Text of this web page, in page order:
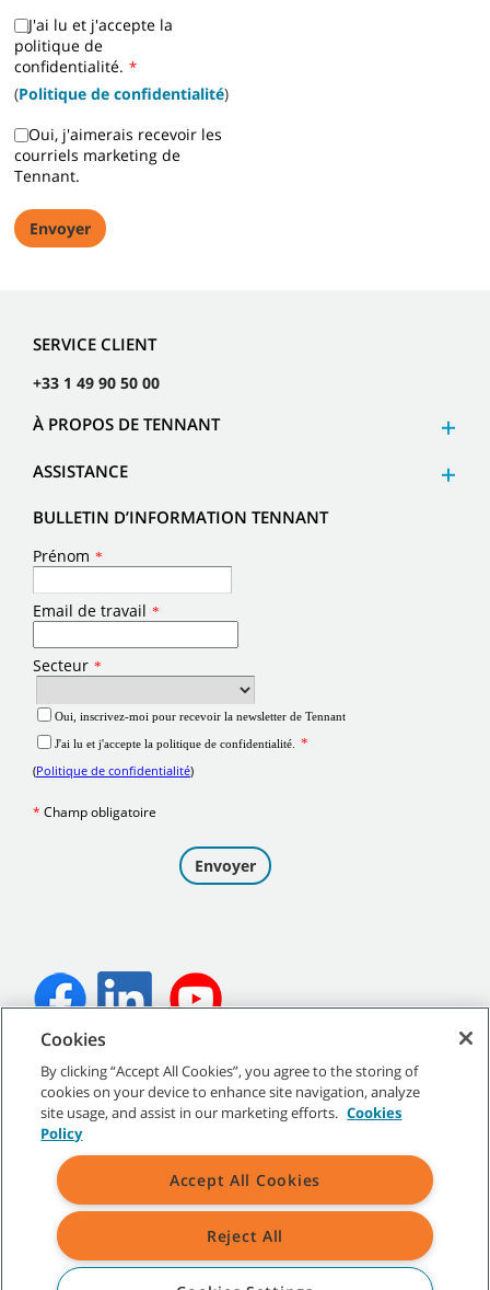
J'ai lu et j'accepte la
politique de
confidentialité. *
(Politique de confidentialité)
Oui, j'aimerais recevoir les
courriels marketing de
Tennant.
SERVICE CLIENT
+33 1 49 90 50 00
À PROPOS DE TENNANT
ASSISTANCE
BULLETIN D’INFORMATION TENNANT
©2026Tennant Company. Tous droits réservés.
Plan du site Conditions d’utilisation
Conditions de vente
Toutes les marques de commerce et tous les logos de Tennant
indiqués sont la propriété de Tennant Company et/ou de ses
Cookies
By clicking “Accept All Cookies”, you agree to the storing of
cookies on your device to enhance site navigation, analyze
site usage, and assist in our marketing efforts. Cookies
Policy
Accept All Cookies
Reject All